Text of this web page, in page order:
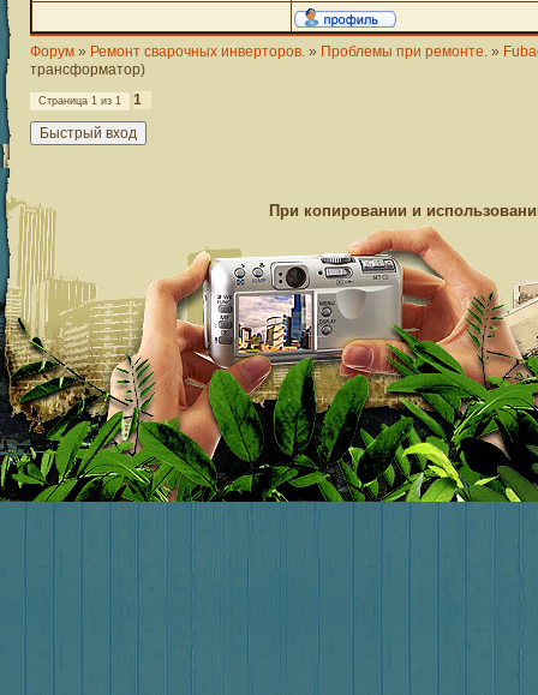
Форум » Ремонт сварочных инверторов. » Проблемы при ремонте. »
трансформатор)
Страница 1 из 1 1
При копировании и